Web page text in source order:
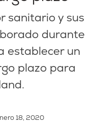
sanitario y sus
durante
establecer un
plazo para
18, 2020